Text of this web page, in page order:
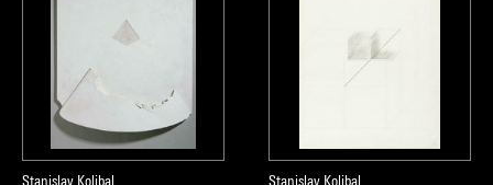
Stanislav Kolibal
Stanislav Kolibal